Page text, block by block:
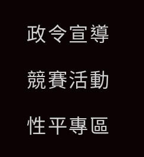
政令宣導
競賽活動
性平專區